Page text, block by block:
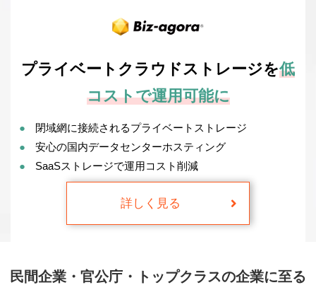
プライベートクラウドストレージを低
コストで運用可能に
閉域網に接続されるプライベートストレージ
安心の国内データセンターホスティング
SaaSストレージで運用コスト削減
詳しく見る
民間企業・官公庁・トップクラスの企業に至る